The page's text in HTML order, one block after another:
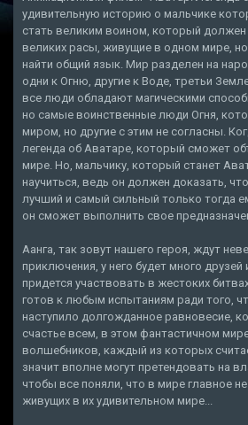
удивительную историю о мальчике
стать великим воином, который
великих расы, живущие в одном мире,
найти общий язык. Мир разделен на
одни к Огню, другие к Воде, третьи
все люди обладают магическими
но самые воинственные люди Огня,
миром, но другие с этим не согласны.
легенда об Аватаре, который сможет
мире. Но, мальчику, который станет
научиться, ведь он должен доказать,
лучший и самый сильный только тогда
он сможет выполнить свое
Аанга, так зовут нашего героя, ждут
приключения, у него будет много друзей
придется участвовать в жестоких
готов к любым испытаниям ради того,
наступило долгожданное равновесие,
счастье всем, в этом фантастичном
волшебников, каждый из которых
значит вполне могут претендовать на
чтобы все поняли, что в мире главное
живущих в их удивительном мире...